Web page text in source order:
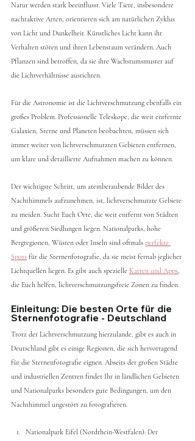
Natur werden stark beeinflusst. Viele Tiere, insbesondere
nachtaktive Arten, orientieren sich am natürlichen Zyklus
von Licht und Dunkelheit. Künstliches Licht kann ihr
Verhalten stören und ihren Lebensraum verändern. Auch
Pflanzen sind betroffen, da sie ihre Wachstumsmuster auf
die Lichtverhältnisse ausrichten.
Für die Astronomie ist die Lichtverschmutzung ebenfalls ein
großes Problem. Professionelle Teleskope, die weit entfernte
Galaxien, Sterne und Planeten beobachten, müssen sich
immer weiter von lichtverschmutzten Gebieten entfernen,
um klare und detaillierte Aufnahmen machen zu können.
Der wichtigste Schritt, um atemberaubende Bilder des
Nachthimmels aufzunehmen, ist, lichtverschmutzte Gebiete
zu meiden. Sucht Euch Orte, die weit entfernt von Städten
und größeren Siedlungen liegen. Nationalparks, hohe
Bergregionen, Wüsten oder Inseln sind oftmals perfekte
Spots für die Sternenfotografie, da sie meist fernab jeglicher
Lichtquellen liegen. Es gibt auch spezielle Karten und Apps,
die Euch helfen, lichtverschmutzungsfreie Zonen zu finden.
Einleitung: Die besten Orte für die
Sternenfotografie - Deutschland
Trotz der Lichtverschmutzung hierzulande, gibt es auch in
Deutschland gibt es einige Regionen, die sich hervorragend
für die Sternenfotografie eignen. Abseits der großen Städte
und industriellen Zentren findet Ihr in ländlichen Gebieten
und Nationalparks besonders gute Bedingungen, um den
Nachthimmel ungestört zu fotografieren.
Nationalpark Eifel (Nordrhein-Westfalen): Der